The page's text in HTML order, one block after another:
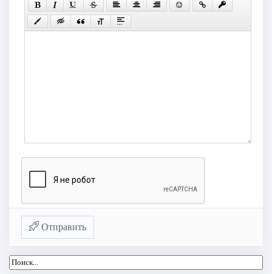
Отправить